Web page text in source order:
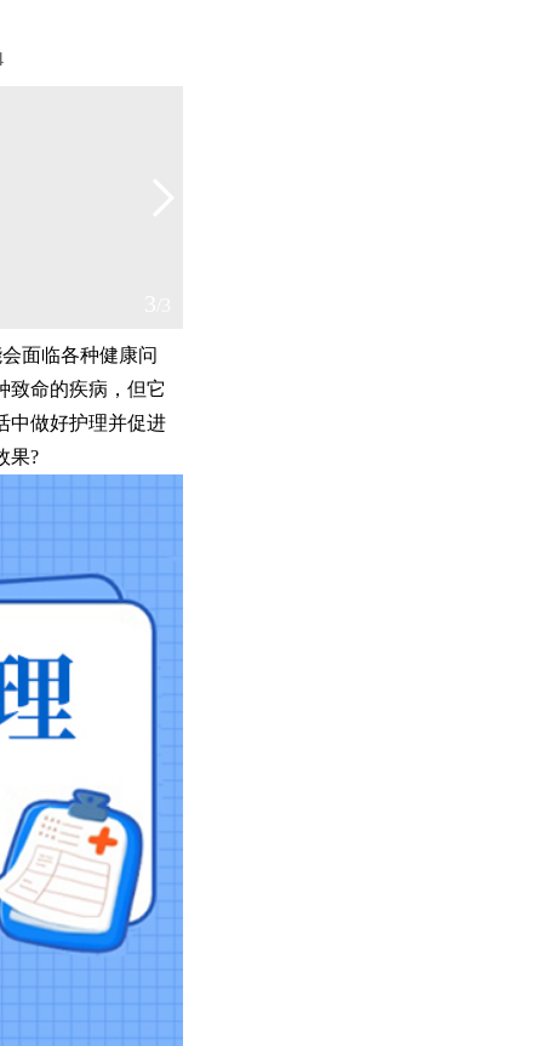
面临各种健康问
致命的疾病，但它
中做好护理并促进
果?